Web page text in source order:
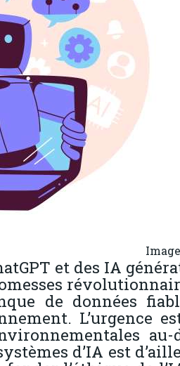
et des IA
de données
L’urgence
d’IA est